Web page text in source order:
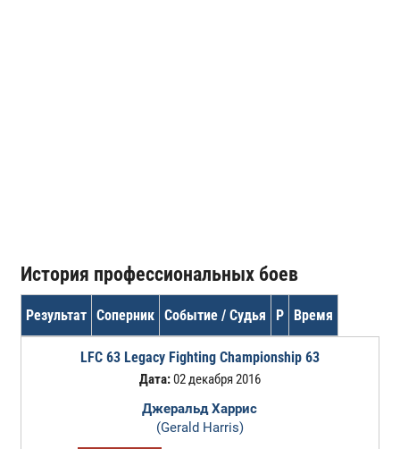
История профессиональных боев
Результат Соперник Событие / Судья Р Время
LFC 63 Legacy Fighting Championship 63
Дата:02 декабря 2016
Джеральд Харрис
(Gerald Harris)